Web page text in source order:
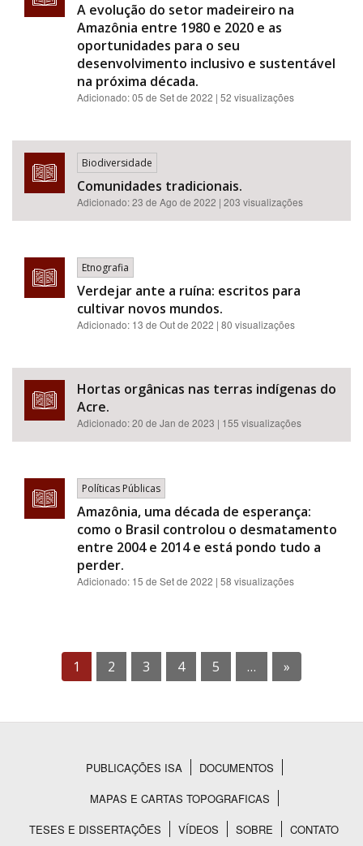
A evolução do setor madeireiro na
Amazônia entre 1980 e 2020 e as
oportunidades para o seu
desenvolvimento inclusivo e sustentável
na próxima década.
Adicionado:05 de Set de 2022 | 52 visualizações
Biodiversidade
Comunidades tradicionais.
Adicionado:23 de Ago de 2022 | 203 visualizações
Etnografia
Verdejar ante a ruína: escritos para
cultivar novos mundos.
Adicionado: 13 de Out de 2022 | 80 visualizações
Hortas orgânicas nas terras indígenas do
Acre.
Adicionado:20 de Jan de 2023 | 155 visualizações
Políticas Públicas
Amazônia, uma década de esperança:
como o Brasil controlou o desmatamento
entre 2004 e 2014 e está pondo tudo a
perder.
Adicionado: 15 de Set de 2022 | 58 visualizações
1 2 3 4 5 … »
Rodapé
PUBLICAÇÕES ISA
DOCUMENTOS
MAPAS E CARTAS TOPOGRAFICAS
TESES E DISSERTAÇÕES
VÍDEOS SOBRE CONTATO